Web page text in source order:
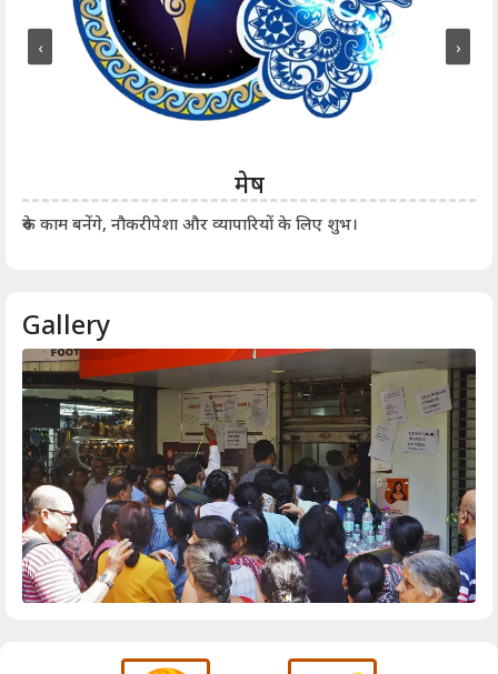
मेष
रुके काम बनेंगे, नौकरीपेशा और व्यापारियों के लिए शुभ।
‹ ›
Gallery